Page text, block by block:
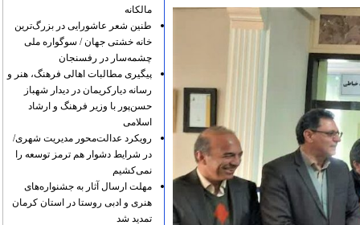
مالکانه
طنین شعر عاشورایی در بزرگ‌ترین
خانه خشتی جهان / سوگواره ملی
چشمه‌سار در رفسنجان
پیگیری مطالبات اهالی فرهنگ، هنر و
رسانه دیارکریمان در دیدار شهباز
حسن‌پور با وزیر فرهنگ و ارشاد
اسلامی
رویکرد عدالت‌محور مدیریت شهری/
در شرایط دشوار هم ترمز توسعه را
نمی‌کشیم
مهلت ارسال آثار به جشنواره‌های
هنری و ادبی روستا در استان کرمان
تمدید شد